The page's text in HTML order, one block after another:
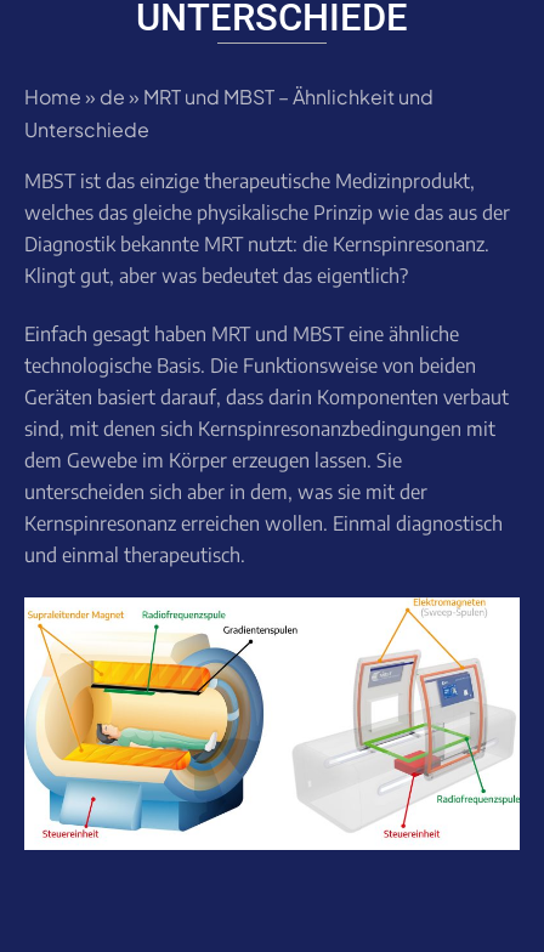
UNTERSCHIEDE
Home» de» MRT und MBST – Ähnlichkeit und
Unterschiede
MBST ist das einzige therapeutische Medizinprodukt,
welches das gleiche physikalische Prinzip wie das aus der
Diagnostik bekannte MRT nutzt: die Kernspinresonanz.
Klingt gut, aber was bedeutet das eigentlich?
Einfach gesagt haben MRT und MBST eine ähnliche
technologische Basis. Die Funktionsweise von beiden
Geräten basiert darauf, dass darin Komponenten verbaut
sind, mit denen sich Kernspinresonanzbedingungen mit
dem Gewebe im Körper erzeugen lassen. Sie
unterscheiden sich aber in dem, was sie mit der
Kernspinresonanz erreichen wollen. Einmal diagnostisch
und einmal therapeutisch.